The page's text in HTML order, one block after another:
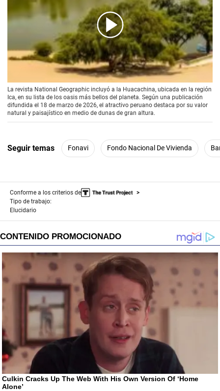
00:00/01:00
La revista National Geographic incluyó a la Huacachina, ubicada en la región
Ica, en su lista de los oasis más bellos del planeta. Según una publicación
difundida el 18 de marzo de 2026, el atractivo peruano destaca por su valor
natural y paisajístico en medio de dunas de gran altura.
Seguir temas Fonavi Fondo Nacional De Vivienda
Conforme a los criterios de
Tipo de trabajo:
Elucidario